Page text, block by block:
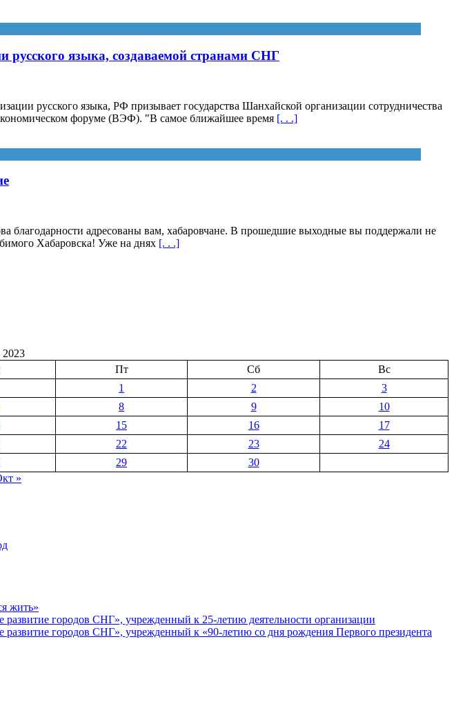
языка, создаваемой странами СНГ
русского языка, РФ призывает государства Шанхайской организации сотрудничества
форуме (ВЭФ). "В самое ближайшее время [. . .]
благодарности адресованы вам, хабаровчане. В прошедшие выходные вы поддержали не
Хабаровска! Уже на днях [. . .]
2023
Пт Сб
Вс
1
2
3
8 9
10
15 16
17
22 23
24
29
30
»
жить»
городов СНГ», учрежденный к 25-летию деятельности организации
городов СНГ», учрежденный к «90-летию со дня рождения Первого президента